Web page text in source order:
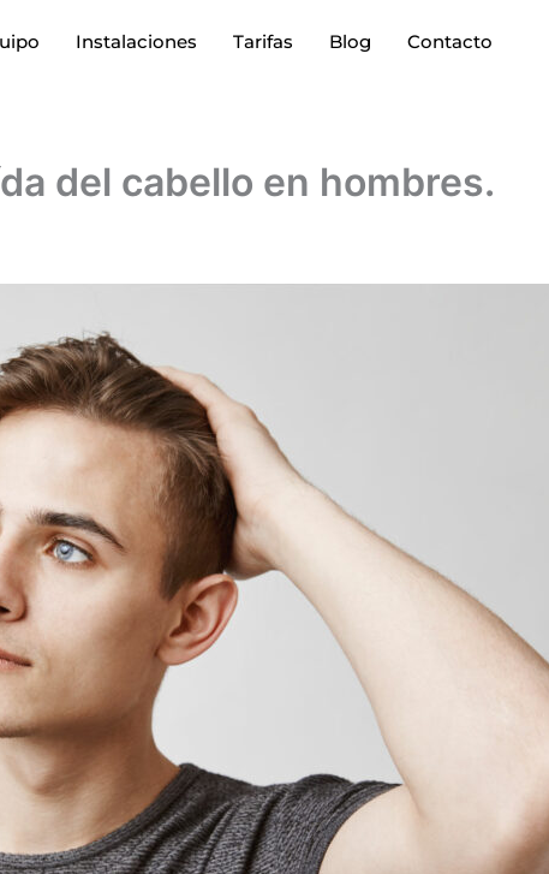
Instalaciones Tarifas Blog Contacto
del cabello en hombres.